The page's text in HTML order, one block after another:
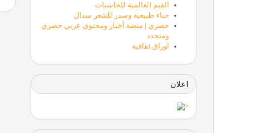
القيم العالمية للحاسبات
حناء طبيعية وسدر للشعر سدال
حصري | منصة أخبار ومحتوى عربي حصري
ومتجدد
اوراق ثقافية
اعلان
<